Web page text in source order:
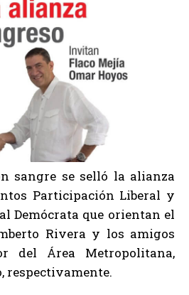
sangre se selló la alianza
Participación Liberal y
Demócrata que orientan el
Rivera y los amigos
del Área Metropolitana,
respectivamente.